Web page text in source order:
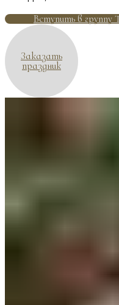
Вступить в группу
Заказать
праздник